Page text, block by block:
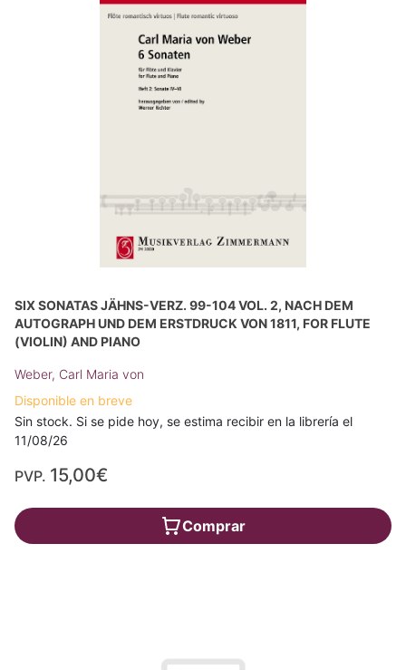
SIX SONATAS JÄHNS-VERZ. 99-104 VOL. 2, NACH DEM
AUTOGRAPH UND DEM ERSTDRUCK VON 1811, FOR FLUTE
(VIOLIN) AND PIANO
Weber, Carl Maria von
Disponible en breve
Sin stock. Si se pide hoy, se estima recibir en la librería el
11/08/26
PVP. 15,00€
Comprar